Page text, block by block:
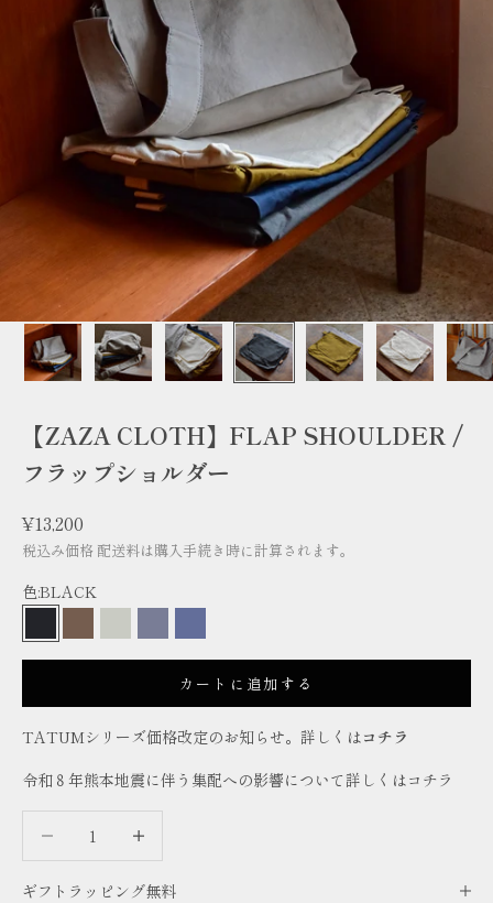
【ZAZA CLOTH】FLAP SHOULDER /
フラップショルダー
セール価格
¥13,200
税込み価格 配送料は購入手続き時に計算されます。
色:BLACK
BLACKBROWNIVORYGRAYNAVY
カートに追加する
TATUMシリーズ価格改定のお知らせ。詳しくはコチラ
令和８年熊本地震に伴う集配への影響について詳しくはコチラ
ギフトラッピング無料